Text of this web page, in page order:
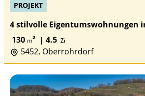
PROJEKT
4 stilvolle Eigentumswohnungen
130 m² | 4.5 Zi
5452, Oberrohrdorf